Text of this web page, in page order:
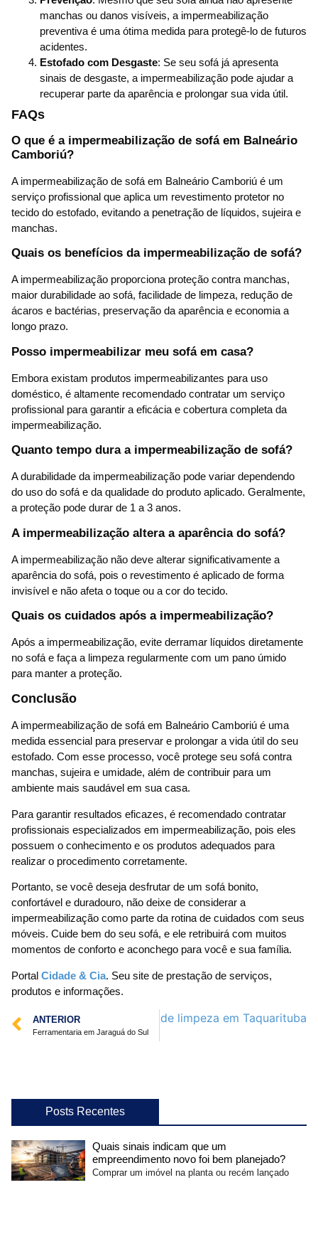
manchas ou danos visíveis, a impermeabilização
preventiva é uma ótima medida para protegê-lo de futuros
acidentes.
Estofado com Desgaste: Se seu sofá já apresenta
sinais de desgaste, a impermeabilização pode ajudar a
recuperar parte da aparência e prolongar sua vida útil.
FAQs
O que é a impermeabilização de sofá em Balneário
Camboriú?
A impermeabilização de sofá em Balneário Camboriú é um
serviço profissional que aplica um revestimento protetor no
tecido do estofado, evitando a penetração de líquidos, sujeira e
manchas.
Quais os benefícios da impermeabilização de sofá?
A impermeabilização proporciona proteção contra manchas,
maior durabilidade ao sofá, facilidade de limpeza, redução de
ácaros e bactérias, preservação da aparência e economia a
longo prazo.
Posso impermeabilizar meu sofá em casa?
Embora existam produtos impermeabilizantes para uso
doméstico, é altamente recomendado contratar um serviço
profissional para garantir a eficácia e cobertura completa da
impermeabilização.
Quanto tempo dura a impermeabilização de sofá?
A durabilidade da impermeabilização pode variar dependendo
do uso do sofá e da qualidade do produto aplicado. Geralmente,
a proteção pode durar de 1 a 3 anos.
A impermeabilização altera a aparência do sofá?
A impermeabilização não deve alterar significativamente a
aparência do sofá, pois o revestimento é aplicado de forma
invisível e não afeta o toque ou a cor do tecido.
Quais os cuidados após a impermeabilização?
Após a impermeabilização, evite derramar líquidos diretamente
no sofá e faça a limpeza regularmente com um pano úmido
para manter a proteção.
Conclusão
A impermeabilização de sofá em Balneário Camboriú é uma
medida essencial para preservar e prolongar a vida útil do seu
estofado. Com esse processo, você protege seu sofá contra
manchas, sujeira e umidade, além de contribuir para um
ambiente mais saudável em sua casa.
Para garantir resultados eficazes, é recomendado contratar
profissionais especializados em impermeabilização, pois eles
possuem o conhecimento e os produtos adequados para
realizar o procedimento corretamente.
Portanto, se você deseja desfrutar de um sofá bonito,
confortável e duradouro, não deixe de considerar a
impermeabilização como parte da rotina de cuidados com seus
móveis. Cuide bem do seu sofá, e ele retribuirá com muitos
momentos de conforto e aconchego para você e sua família.
Portal Cidade & Cia. Seu site de prestação de serviços,
produtos e informações.
ANTERIOR
Ferramentaria em Jaraguá do Sul
Próximo Empresa de limpeza em Taquarituba
Posts Recentes
Quais sinais indicam que um
empreendimento novo foi bem planejado?
Comprar um imóvel na planta ou recém lançado